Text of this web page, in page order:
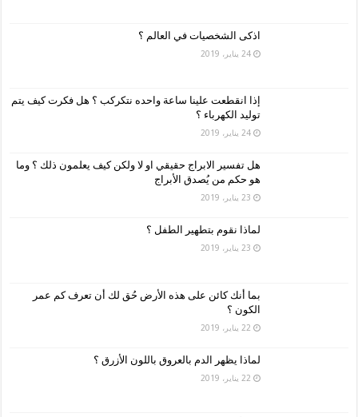
اذكى الشخصيات في العالم ؟
24 يناير، 2019
إذا انقطعت علينا ساعة واحده نتكركب ؟ هل فكرت كيف يتم
توليد الكهرباء ؟
24 يناير، 2019
هل تفسير الابراج حقيقي او لا ولكن كيف يعلمون ذلك ؟ وما
هو حكم من يُصدق الأبراج
23 يناير، 2019
لماذا نقوم بتطهير الطفل ؟
23 يناير، 2019
بما أنك كائن على هذه الأرض حُق لك أن تعرف كم عمر
الكون ؟
22 يناير، 2019
لماذا يظهر الدم بالعروق باللون الأزرق ؟
22 يناير، 2019